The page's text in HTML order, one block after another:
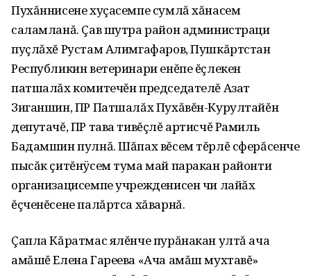
Пухăннисене хуçасемпе сумлă хăнасем
саламланă. Çав шутра район администраци
пуçлăхĕ Рустам Алимгафаров, Пушкăртстан
Республикин ветеринари енĕпе ĕçлекен
патшалăх комитечĕн председателĕ Азат
Зиганшин, ПР Патшалăх Пухăвĕн-Курултайĕн
депутачĕ, ПР тава тивĕçлĕ артисчĕ Рамиль
Бадамшин пулнă. Шăпах вĕсем тĕрлĕ сферăсенче
пысăк çитĕнÿсем тума май паракан районти
организацисемпе учрежденисен чи лайăх
ĕçченĕсене палăртса хăварнă.
Çапла Кăратмас ялĕнче пурăнакан ултă ача
амăшĕ Елена Гареева «Ача амăш мухтавĕ»